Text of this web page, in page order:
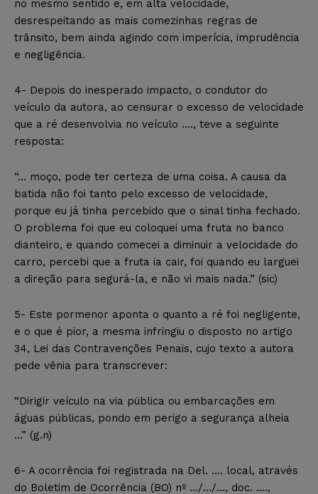
no mesmo sentido e, em alta velocidade,
desrespeitando as mais comezinhas regras de
trânsito, bem ainda agindo com imperícia, imprudência
e negligência.
4- Depois do inesperado impacto, o condutor do
veículo da autora, ao censurar o excesso de velocidade
que a ré desenvolvia no veículo …., teve a seguinte
resposta:
“… moço, pode ter certeza de uma coisa. A causa da
batida não foi tanto pelo excesso de velocidade,
porque eu já tinha percebido que o sinal tinha fechado.
O problema foi que eu coloquei uma fruta no banco
dianteiro, e quando comecei a diminuir a velocidade do
carro, percebi que a fruta ia cair, foi quando eu larguei
a direção para segurá-la, e não vi mais nada.” (sic)
5- Este pormenor aponta o quanto a ré foi negligente,
e o que é pior, a mesma infringiu o disposto no artigo
34, Lei das Contravenções Penais, cujo texto a autora
pede vênia para transcrever:
“Dirigir veículo na via pública ou embarcações em
águas públicas, pondo em perigo a segurança alheia
…” (g.n)
6- A ocorrência foi registrada na Del. …. local, através
do Boletim de Ocorrência (BO) nº …/…/…, doc. ….,